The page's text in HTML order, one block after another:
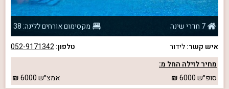
7 חדרי שינה
מקסימום אורחים ללינה: 38
איש קשר:לידור טלפון:052-9171342
מחיר לוילה החל מ:
סופ״ש6000 אמצ״ש6000